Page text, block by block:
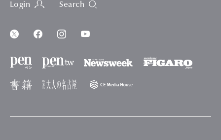
Login Search